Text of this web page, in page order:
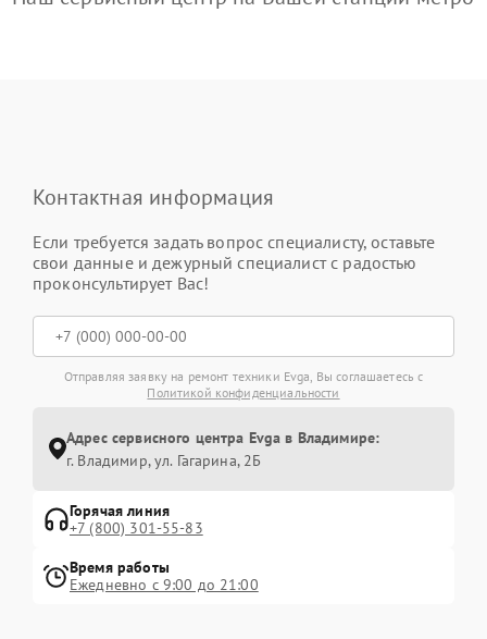
Контактная информация
Если требуется задать вопрос специалисту, оставьте
свои данные и дежурный специалист с радостью
проконсультирует Вас!
Отправляя заявку на ремонт техники Evga, Вы соглашаетесь с
Политикой конфиденциальности
Адрес сервисного центра Evga в Владимире:
г. Владимир, ул. Гагарина, 2Б
Горячая линия
+7 (800) 301-55-83
Время работы
Ежедневно с 9:00 до 21:00